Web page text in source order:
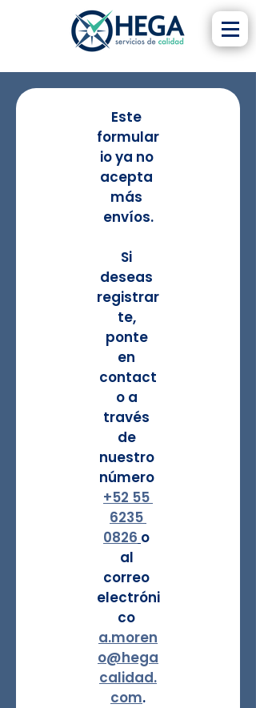
Este
formular
io ya no
acepta
más
envíos.
Si
deseas
registrar
te,
ponte
en
contact
o a
través
de
nuestro
número
+52 55
6235
0826 o
al
correo
electróni
co
a.moren
o@hega
calidad.
com.